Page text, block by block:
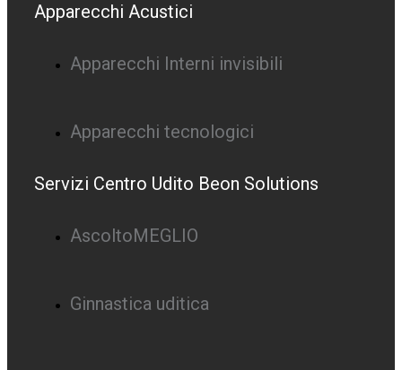
Apparecchi Acustici
Apparecchi Interni invisibili
Apparecchi tecnologici
Servizi Centro Udito Beon Solutions
AscoltoMEGLIO
Ginnastica uditica